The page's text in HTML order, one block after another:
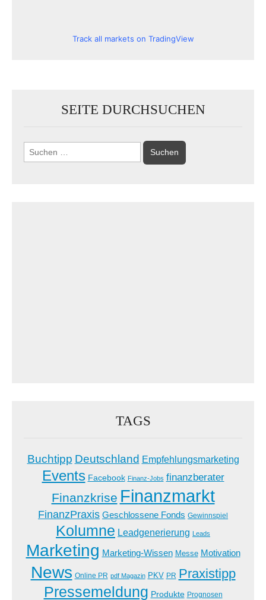
Track all markets on TradingView
SEITE DURCHSUCHEN
Suchen
nach:
TAGS
Buchtipp Deutschland Empfehlungsmarketing
Events Facebook Finanz-Jobs finanzberater
Finanzkrise Finanzmarkt
FinanzPraxis Geschlossene Fonds Gewinnspiel
Kolumne Leadgenerierung Leads
Marketing Marketing-Wissen Messe Motivation
News Online PR pdf Magazin PKV PR Praxistipp
Pressemeldung Produkte Prognosen